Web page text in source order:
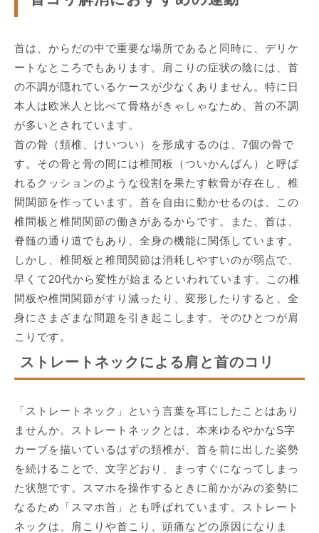
首は、からだの中で重要な場所であると同時に、デリケ
ートなところでもあります。肩こりの症状の陰には、首
の不調が隠れているケースが少なくありません。特に日
本人は欧米人と比べて骨格がきゃしゃなため、首の不調
が多いとされています。
首の骨（頚椎、けいつい）を形成するのは、7個の骨で
す。その骨と骨の間には椎間板（ついかんばん）と呼ば
れるクッションのような役割を果たす軟骨が存在し、椎
間関節を作っています。首を自由に動かせるのは、この
椎間板と椎間関節の働きがあるからです。また、首は、
脊髄の通り道でもあり、全身の機能に関係しています。
しかし、椎間板と椎間関節は消耗しやすいのが弱点で、
早くて20代から変性が始まるといわれています。この椎
間板や椎間関節がすり減ったり、変形したりすると、全
身にさまざまな問題を引き起こします。そのひとつが肩
こりです。
ストレートネックによる肩と首のコリ
「ストレートネック」という言葉を耳にしたことはあり
ませんか。ストレートネックとは、本来ゆるやかなS字
カーブを描いているはずの頚椎が、首を前に出した姿勢
を続けることで、文字どおり、まっすぐになってしまっ
た状態です。スマホを操作するときに前かがみの姿勢に
なるため「スマホ首」とも呼ばれています。ストレート
ネックは、肩こりや首こり、頭痛などの原因になりま